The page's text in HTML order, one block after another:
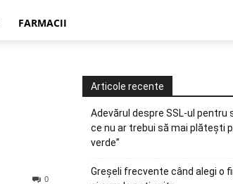
FARMACII
0
Articole recente
Adevărul despre SSL-ul pentru
ce nu ar trebui să mai plătești
verde”
Greșeli frecvente când alegi o